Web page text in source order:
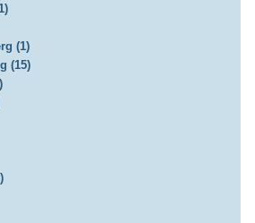
(1)
(15)